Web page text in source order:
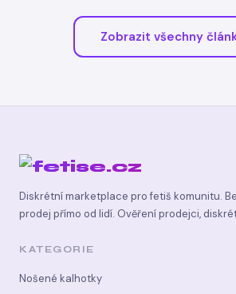
Zobrazit všechny
Diskrétní marketplace pro fetiš komunitu.
prodej přímo od lidí. Ověření prodejci,
KATEGORIE
Nošené kalhotky